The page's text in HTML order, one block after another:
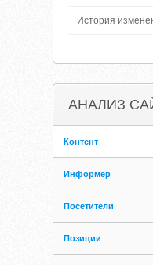
История
АНАЛИЗ
Контент
Информер
Посетители
Позиции